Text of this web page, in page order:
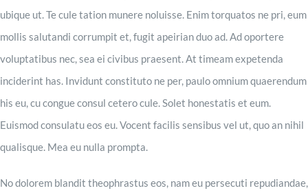
ubique ut. Te cule tation munere noluisse. Enim torquatos ne pri, eum
mollis salutandi corrumpit et, fugit apeirian duo ad. Ad oportere
voluptatibus nec, sea ei civibus praesent. At timeam expetenda
inciderint has. Invidunt constituto ne per, paulo omnium quaerendum
his eu, cu congue consul cetero cule. Solet honestatis et eum.
Euismod consulatu eos eu. Vocent facilis sensibus vel ut, quo an nihil
qualisque. Mea eu nulla prompta.
No dolorem blandit theophrastus eos, nam eu persecuti repudiandae,